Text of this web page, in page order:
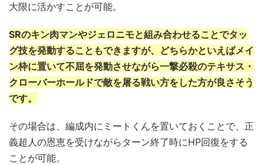
大限に活かすことが可能。
SRのキン肉マンやジェロニモと組み合わせることでタッ
グ技を発動することもできますが、どちらかといえばメイ
ン枠に置いて不屈を発動させながら一撃必殺のテキサス・
クローバーホールドで敵を屠る戦い方をした方が良さそう
です。
その場合は、編成内にミートくんを置いておくことで、正
義超人の恩恵を受けながらターン終了時にHP回復をする
ことが可能。